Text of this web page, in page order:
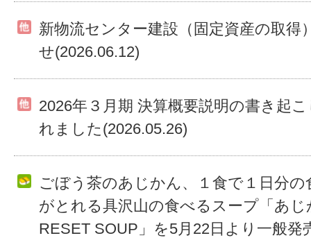
新物流センター建設（固定資産の取得
せ(2026.06.12)
2026年３月期 決算概要説明の書き起
れました(2026.05.26)
ごぼう茶のあじかん、１食で１日分の
がとれる具沢山の食べるスープ「あ
RESET SOUP」を5月22日より一般発